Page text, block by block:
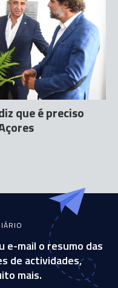
que é preciso
e-mail o resumo das
de actividades,
mais.